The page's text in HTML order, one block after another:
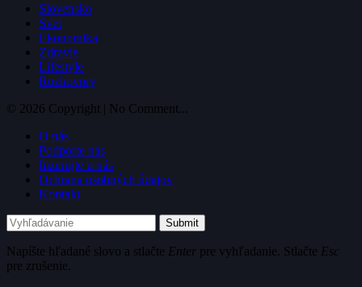
Slovensko
Svet
Ekonomika
Zdravie
Lifestyle
Rozhovory
© 2026 Copyright | No Comment...
O nás
Podporte nás
Inzerujte u nás
Ochrana osobných údajov
Kontakt
Submit
Napíšte hľadané slovo a stlačte Enter pre vyhľadanie. Stlačte Esc
pre zrušenie.